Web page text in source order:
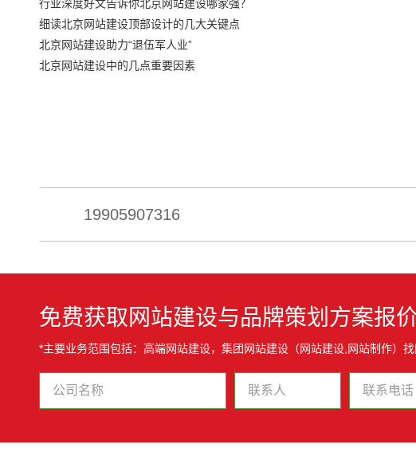
行业深度好文告诉你北京网站建设哪家强？
细读北京网站建设顶部设计的几大关键点
北京网站建设助力“退伍军人业”
北京网站建设中的几点重要因素
19905907316
免费获取网站建设与品牌策划方案报
*主要业务范围包括：高端网站建设，集团网站建设（网站建设,网站制作）